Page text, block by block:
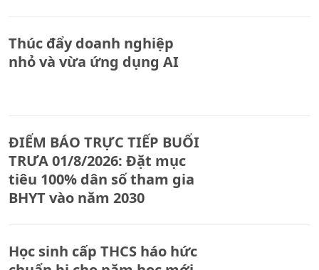
Thúc đẩy doanh nghiệp
nhỏ và vừa ứng dụng AI
ĐIỂM BÁO TRỰC TIẾP BUỔI
TRƯA 01/8/2026: Đặt mục
tiêu 100% dân số tham gia
BHYT vào năm 2030
Học sinh cấp THCS háo hức